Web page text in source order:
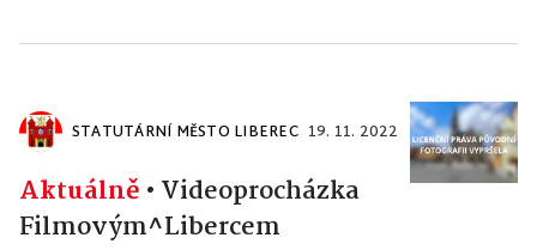
STATUTÁRNÍ MĚSTO LIBEREC 19. 11. 2022
Aktuálně • Videoprocházka
Filmovým^Libercem